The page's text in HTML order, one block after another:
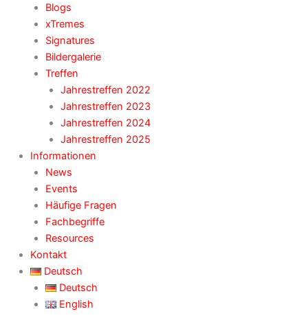
Blogs
xTremes
Signatures
Bildergalerie
Treffen
Jahrestreffen 2022
Jahrestreffen 2023
Jahrestreffen 2024
Jahrestreffen 2025
Informationen
News
Events
Häufige Fragen
Fachbegriffe
Resources
Kontakt
Deutsch
Deutsch
English